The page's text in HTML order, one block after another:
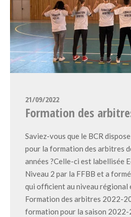
21/09/2022
Formation des
Saviez-vous que le BCR
pour la formation des arbitres
années ?Celle-ci est labellisée
Niveau 2 par la FFBB et a
qui officient au niveau régional
Formation des arbitres 2022-
formation pour la saison